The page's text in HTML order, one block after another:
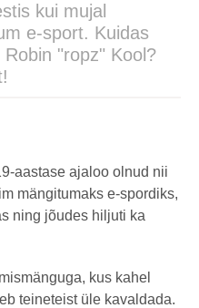
kui mujal
e-sport. Kuidas
"ropz" Kool?
aastase ajaloo olnud nii
mängitumaks e-spordiks,
ning jõudes hiljuti ka
kus kahel
teineteist üle kavaldada.